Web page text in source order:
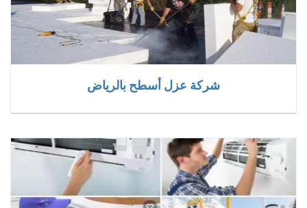
شركة عزل أسطح بالرياض